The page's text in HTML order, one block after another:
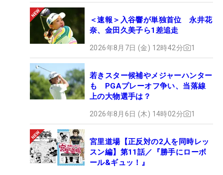
＜速報＞入谷響が単独首位 永井花
奈、金田久美子ら1差追走
2026年8月7日 (金) 12時42分 1
若きスター候補やメジャーハンター
も PGAプレーオフ争い、当落線
上の大物選手は？
2026年8月6日 (木) 14時02分 1
宮里道場【正反対の2人を同時レッ
スン編】第11話／『勝手にローボ
ール&ギュッ！』